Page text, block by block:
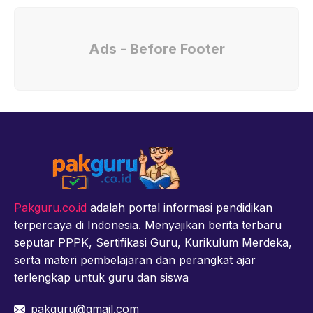
Ads - Before Footer
Pakguru.co.id adalah portal informasi pendidikan
terpercaya di Indonesia. Menyajikan berita terbaru
seputar PPPK, Sertifikasi Guru, Kurikulum Merdeka,
serta materi pembelajaran dan perangkat ajar
terlengkap untuk guru dan siswa
pakguru@gmail.com